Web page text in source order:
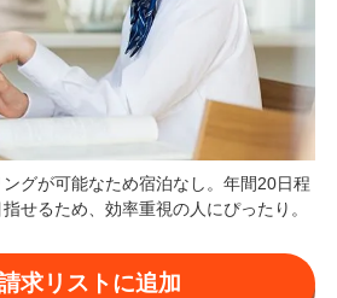
グが可能なため宿泊なし。年間20日程
せるため、効率重視の人にぴったり。